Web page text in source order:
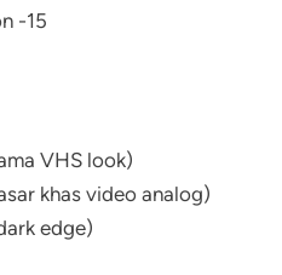
-15
VHS look)
khas video analog)
edge)